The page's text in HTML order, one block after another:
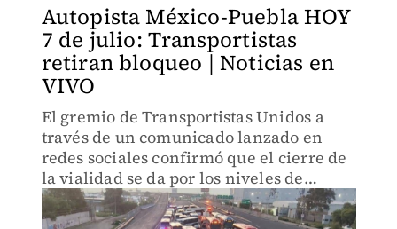
Autopista México-Puebla HOY
7 de julio: Transportistas
retiran bloqueo | Noticias en
VIVO
El gremio de Transportistas Unidos a
través de un comunicado lanzado en
redes sociales confirmó que el cierre de
la vialidad se da por los niveles de
inseguridad.